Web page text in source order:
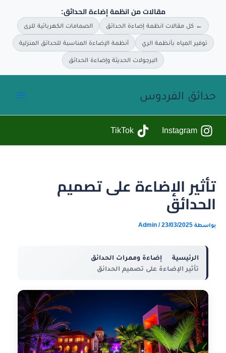
مقالات من انظمة إضاءة الحدائق:
← كل مقالات انظمة إضاءة الحدائق الصمامات الكهربائية للرى
توفير المياه بأنظمة الري أنظمة الإضاءة المناسبة للحدائق المنزلية
البرجولات الحديثة وإضاءة الحدائق
حدائق الفردوس
Instagram
TikTok
تأثير الإضاءة على تصميم
الحدائق
بواسطة Admin /23/03/2025
الرئيسية
إضاءة وممرات الحدائق
تأثير الإضاءة على تصميم الحدائق